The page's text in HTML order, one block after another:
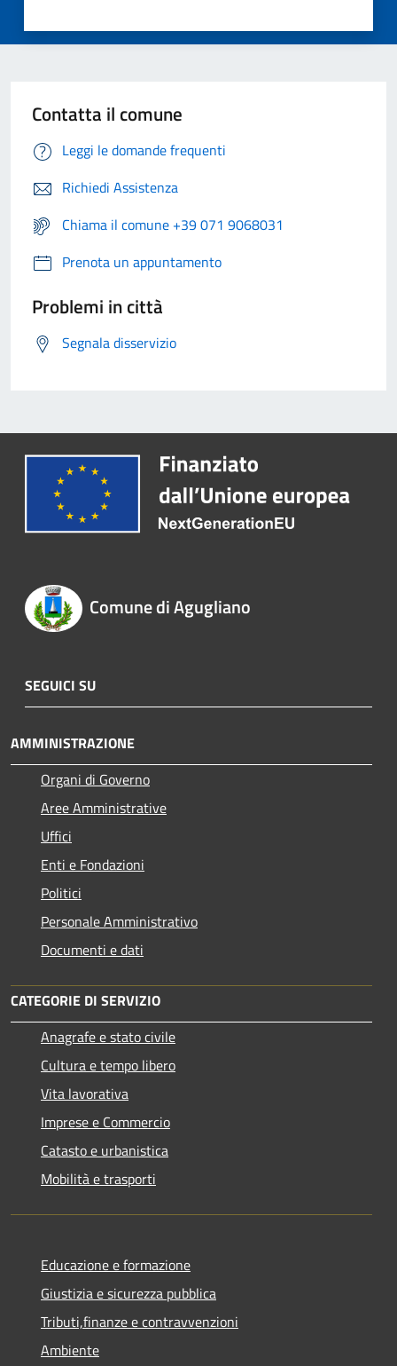
Contatta il comune
Leggi le domande frequenti
Richiedi Assistenza
Chiama il comune +39 071 9068031
Prenota un appuntamento
Problemi in città
Segnala disservizio
Comune di Agugliano
SEGUICI SU
AMMINISTRAZIONE
Organi di Governo
Aree Amministrative
Uffici
Enti e Fondazioni
Politici
Personale Amministrativo
Documenti e dati
CATEGORIE DI SERVIZIO
Anagrafe e stato civile
Cultura e tempo libero
Vita lavorativa
Imprese e Commercio
Catasto e urbanistica
Mobilità e trasporti
Educazione e formazione
Giustizia e sicurezza pubblica
Tributi,finanze e contravvenzioni
Ambiente